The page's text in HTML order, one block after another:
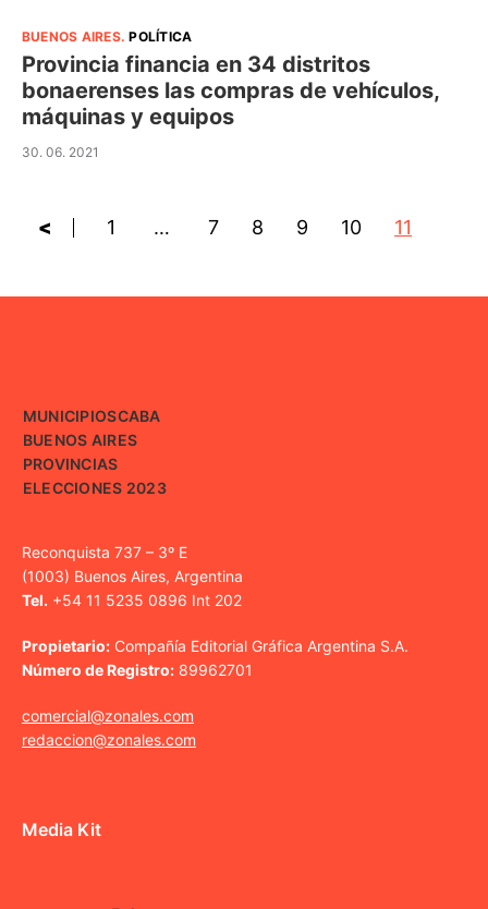
BUENOS AIRES.POLÍTICA
Provincia financia en 34 distritos
bonaerenses las compras de vehículos,
máquinas y equipos
30. 06. 2021
< 1 … 7 8 9 10 11
MUNICIPIOSCABA
BUENOS AIRES
PROVINCIAS
ELECCIONES 2023
Reconquista 737 – 3º E
(1003) Buenos Aires, Argentina
Tel. +54 11 5235 0896 Int 202
Propietario: Compañía Editorial Gráfica Argentina S.A.
Número de Registro: 89962701
comercial@zonales.com
redaccion@zonales.com
Media Kit